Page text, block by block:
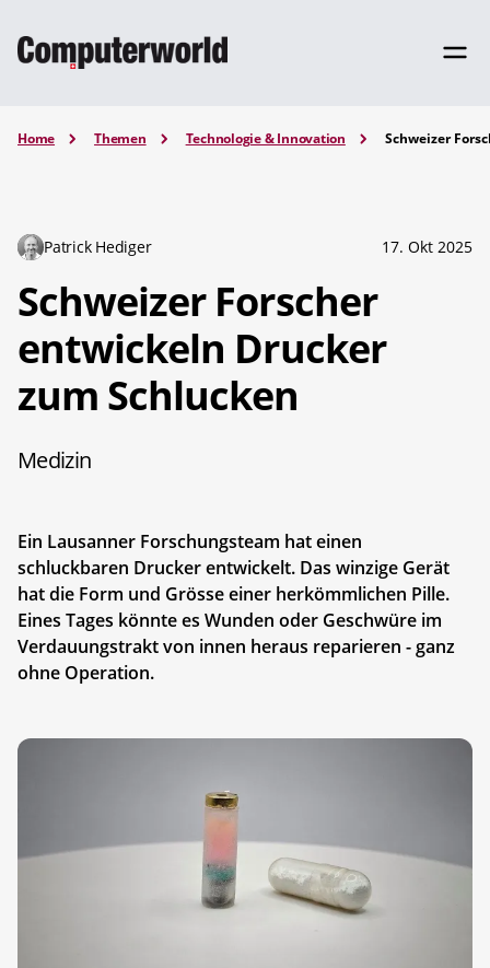
Home Themen Technologie & Innovation Schweizer
Patrick Hediger 17. Okt 2025
Schweizer Forscher
entwickeln Drucker
zum Schlucken
Medizin
Ein Lausanner Forschungsteam hat einen
schluckbaren Drucker entwickelt. Das winzige Gerät
hat die Form und Grösse einer herkömmlichen Pille.
Eines Tages könnte es Wunden oder Geschwüre im
Verdauungstrakt von innen heraus reparieren - ganz
ohne Operation.